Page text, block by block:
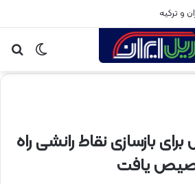
و ترکیه
تغییر
پوسته
برای بازسازی نقاط رانشی راه
یافت